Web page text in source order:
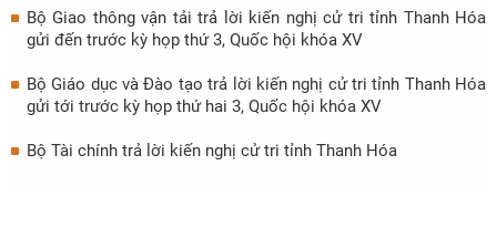
Bộ Giao thông vận tải trả lời kiến nghị cử tri tỉnh Thanh Hóa
gửi đến trước kỳ họp thứ 3, Quốc hội khóa XV
Bộ Giáo dục và Đào tạo trả lời kiến nghị cử tri tỉnh Thanh Hóa
gửi tới trước kỳ họp thứ hai 3, Quốc hội khóa XV
Bộ Tài chính trả lời kiến nghị cử tri tỉnh Thanh Hóa